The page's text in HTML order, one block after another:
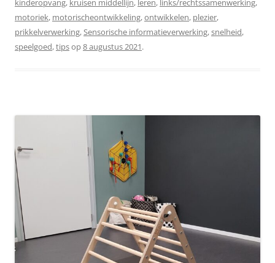
kinderopvang, kruisen middellijn, leren, links/rechtssamenwerking,
motoriek, motorischeontwikkeling,ontwikkelen, plezier,
prikkelverwerking,Sensorische informatieverwerking,snelheid,
speelgoed,tipsop8 augustus 2021.